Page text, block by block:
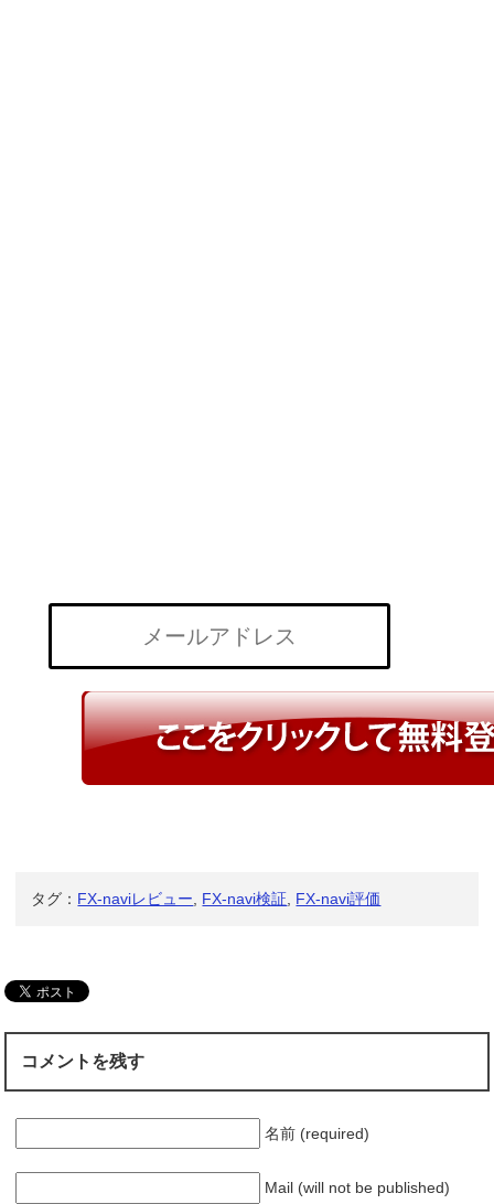
タグ： FX-naviレビュー FX-navi検証 FX-navi評価
コメントを残す
名前 (required)
Mail (will not be published)